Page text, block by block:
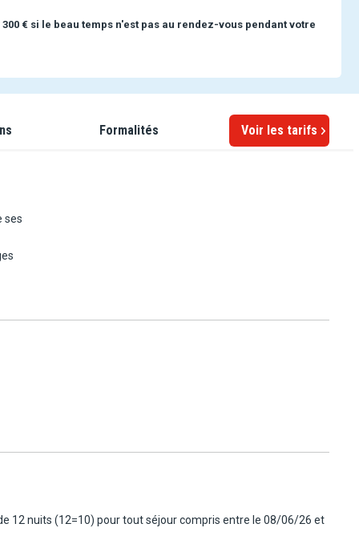
€ si le beau temps n'est pas au rendez-vous pendant votre
Formalités Voir les tarifs
ses
12 nuits (12=10) pour tout séjour compris entre le 08/06/26 et